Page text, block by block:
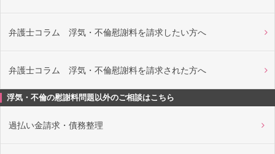
弁護士コラム 浮気・不倫慰謝料を請求したい方へ
弁護士コラム 浮気・不倫慰謝料を請求された方へ
浮気・不倫の慰謝料問題以外のご相談はこちら
過払い金請求・債務整理